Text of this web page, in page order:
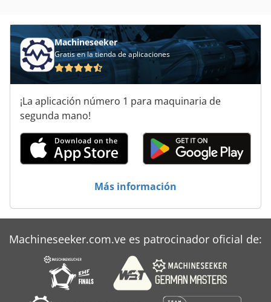
Máquina De Recorte
Máquina De Soldadura
Máquina De Trabajo De Metal
Máquinas De Cepillado
Máquinas De Inserción
Que Forma La Máquina
Machineseeker
Gratis en la tienda de aplicaciones
¡La aplicación número 1 para maquinaria de
segunda mano!
Más información
Machineseeker.com.ve es patrocinador oficial de: